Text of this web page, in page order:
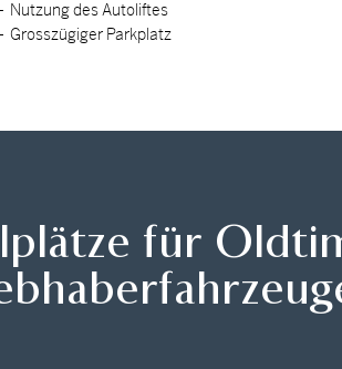
Nut­zung des Au­to­lif­tes
Gross­zü­gi­ger Park­platz
für